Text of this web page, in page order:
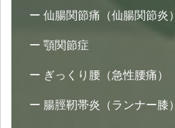
仙腸関節痛（仙腸関節炎）
顎関節症
ぎっくり腰（急性腰痛）
腸脛靭帯炎（ランナー膝）